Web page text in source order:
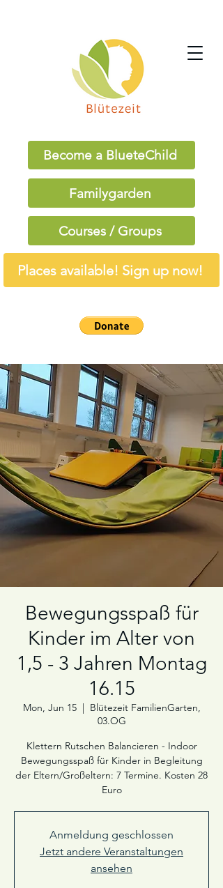
Become a BlueteChild
Familygarden
Courses / Groups
Places available! Sign up now!
Bewegungsspaß für
Kinder im Alter von
1,5 - 3 Jahren Montag
16.15
Mon, Jun 15
  |
Blütezeit FamilienGarten,
03.OG
Klettern Rutschen Balancieren - Indoor
Bewegungsspaß für Kinder in Begleitung
der Eltern/Großeltern: 7 Termine. Kosten 28
Euro
Anmeldung geschlossen
Jetzt andere Veranstaltungen
ansehen